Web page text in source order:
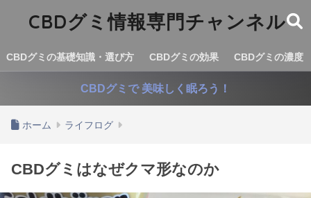
CBDグミ情報専門チャンネル
CBDグミの基礎知識・選び方 CBDグミの効果 CBDグミの濃度
CBDグミで 美味しく眠ろう！
ホーム ライフログ
CBDグミはなぜクマ形なのか